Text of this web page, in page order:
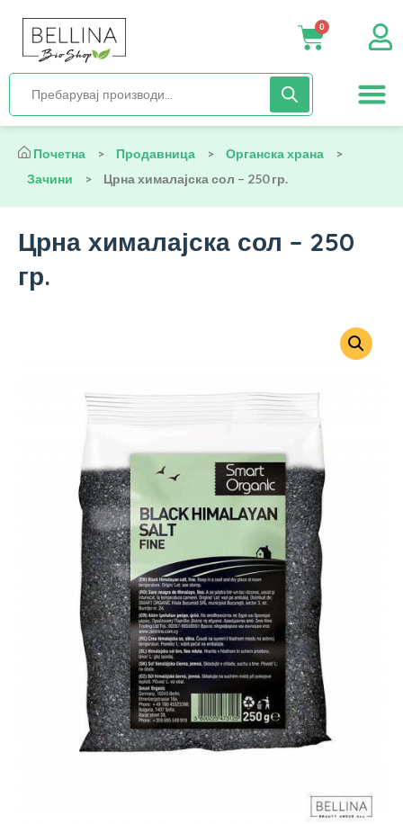
0
Почетна > Продавница > Органска храна
>
Зачини
> Црна хималајска сол – 250 гр.
Црна хималајска сол – 250
гр.